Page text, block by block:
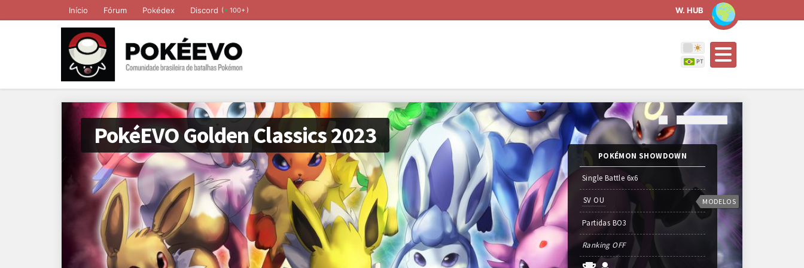
Início Fórum Pokédex Discord ( 100+ ) W. HUB
PokéEVO Golden Classics 2023
POKÉMON SHOWDOWN
Single Battle 6x6
SV OU
Partidas BO3
Ranking OFF
MODELOS